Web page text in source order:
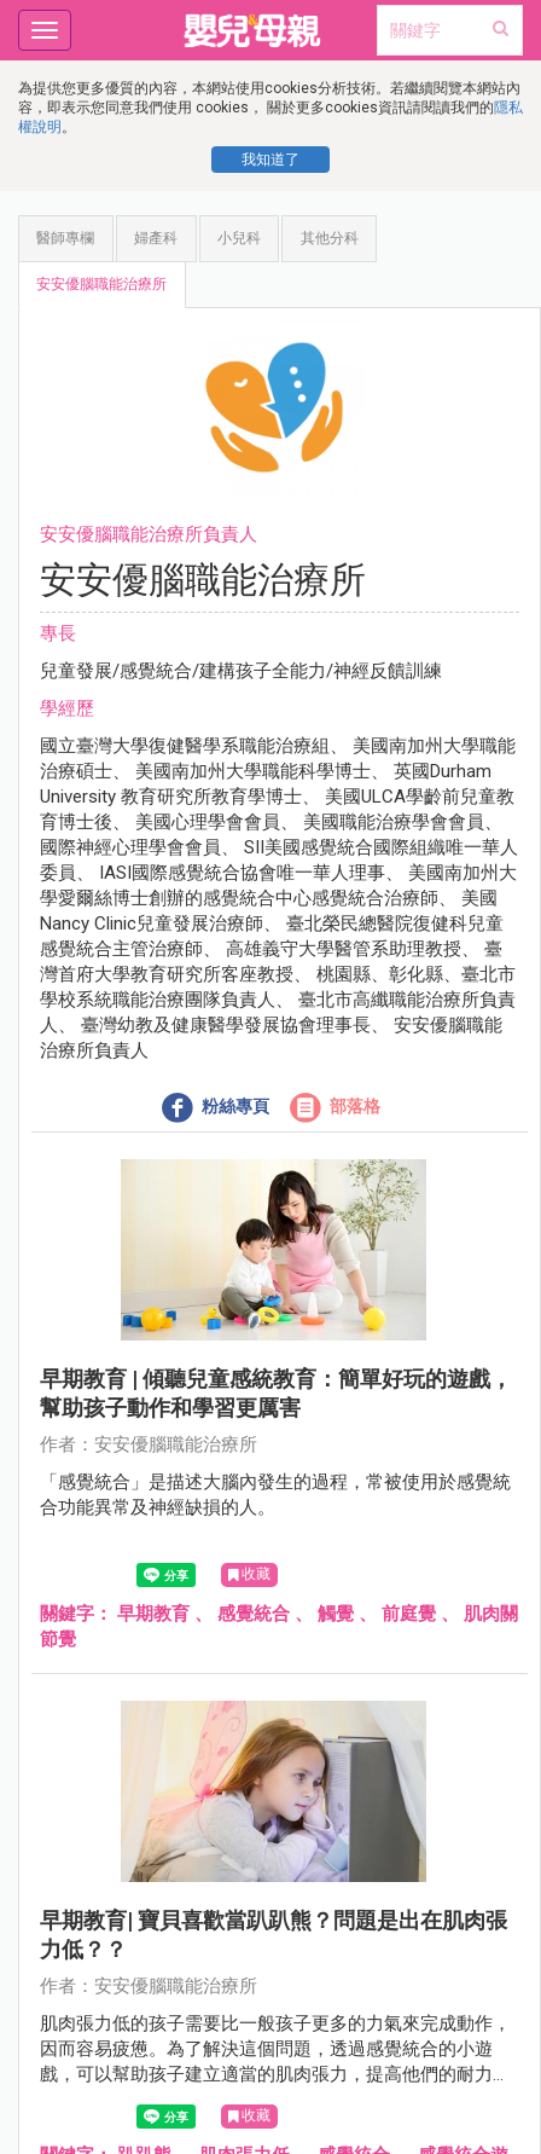
為提供您更多優質的內容，本網站使用cookies分析技術。若繼續閱覽本網站內
容，即表示您同意我們使用 cookies， 關於更多cookies資訊請閱讀我們的隱私
權說明 。
我知道了
Toggle
navigation
醫師專欄 婦產科 小兒科 其他分科
安安優腦職能治療所
安安優腦職能治療所負責人
安安優腦職能治療所
專長
兒童發展/感覺統合/建構孩子全能力/神經反饋訓練
學經歷
國立臺灣大學復健醫學系職能治療組、 美國南加州大學職能
治療碩士、 美國南加州大學職能科學博士、 英國Durham
University 教育研究所教育學博士、 美國ULCA學齡前兒童教
育博士後、 美國心理學會會員、 美國職能治療學會會員、
國際神經心理學會會員、 SII美國感覺統合國際組織唯一華人
委員、 IASI國際感覺統合協會唯一華人理事、 美國南加州大
學愛爾絲博士創辦的感覺統合中心感覺統合治療師、 美國
Nancy Clinic兒童發展治療師、 臺北榮民總醫院復健科兒童
感覺統合主管治療師、 高雄義守大學醫管系助理教授、 臺
灣首府大學教育研究所客座教授、 桃園縣、彰化縣、臺北市
學校系統職能治療團隊負責人、 臺北市高纖職能治療所負責
人、 臺灣幼教及健康醫學發展協會理事長、 安安優腦職能
治療所負責人
粉絲專頁 部落格
早期教育 | 傾聽兒童感統教育：簡單好玩的遊戲，
幫助孩子動作和學習更厲害
作者：安安優腦職能治療所
「感覺統合」是描述大腦內發生的過程，常被使用於感覺統
合功能異常及神經缺損的人。
收藏
關鍵字： 早期教育 、 感覺統合 、 觸覺 、 前庭覺 、 肌肉關
節覺
早期教育| 寶貝喜歡當趴趴熊？問題是出在肌肉張
力低？？
作者：安安優腦職能治療所
肌肉張力低的孩子需要比一般孩子更多的力氣來完成動作，
因而容易疲憊。為了解決這個問題，透過感覺統合的小遊
戲，可以幫助孩子建立適當的肌肉張力，提高他們的耐力和
身體穩定度。
收藏